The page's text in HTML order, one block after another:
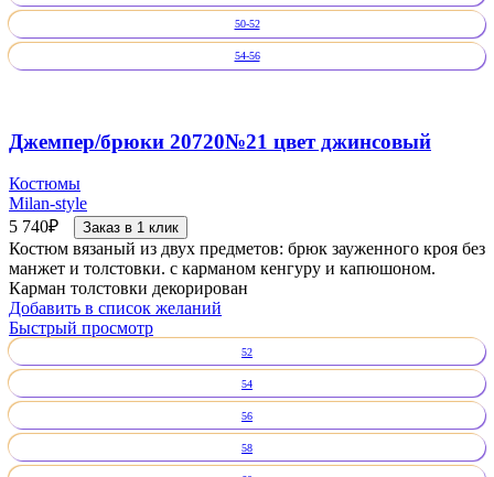
50-52
54-56
Джемпер/брюки 20720№21 цвет джинсовый
Костюмы
Milan-style
5 740₽ Заказ в 1 клик
Костюм вязаный из двух предметов: брюк зауженного кроя без
манжет и толстовки. с карманом кенгуру и капюшоном.
Карман толстовки декорирован
Добавить в список желаний
Быстрый просмотр
52
54
56
58